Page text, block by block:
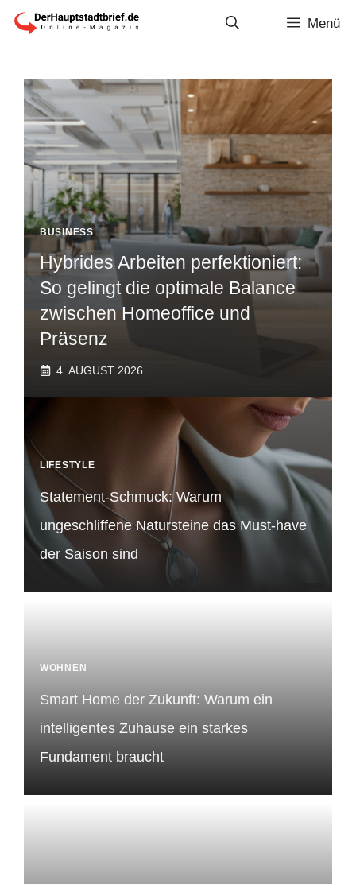
Zum
Menü
BUSINESS
Hybrides Arbeiten perfektioniert:
So gelingt die optimale Balance
zwischen Homeoffice und
Präsenz
4. AUGUST 2026
LIFESTYLE
Statement-Schmuck: Warum
ungeschliffene Natursteine das Must-have
der Saison sind
WOHNEN
Smart Home der Zukunft: Warum ein
intelligentes Zuhause ein starkes
Fundament braucht